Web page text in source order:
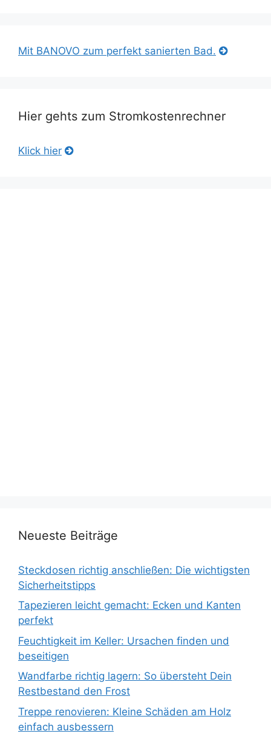
Mit BANOVO zum perfekt sanierten Bad.
Hier gehts zum Stromkostenrechner
Klick hier
Neueste Beiträge
Steckdosen richtig anschließen: Die wichtigsten
Sicherheitstipps
Tapezieren leicht gemacht: Ecken und Kanten
perfekt
Feuchtigkeit im Keller: Ursachen finden und
beseitigen
Wandfarbe richtig lagern: So übersteht Dein
Restbestand den Frost
Treppe renovieren: Kleine Schäden am Holz
einfach ausbessern